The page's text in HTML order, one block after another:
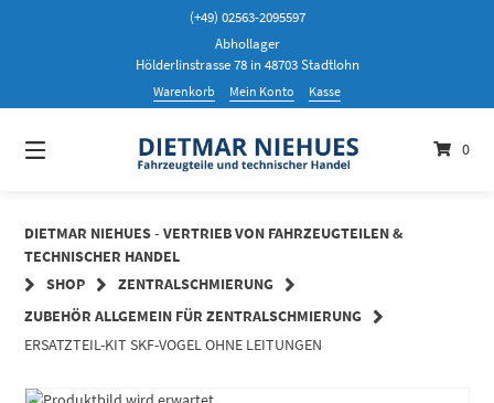
(+49) 02563-2095597
Abhollager
Hölderlinstrasse 78 in 48703 Stadtlohn
Warenkorb Mein Konto Kasse
0
DIETMAR NIEHUES - VERTRIEB VON FAHRZEUGTEILEN &
TECHNISCHER HANDEL
SHOP
ZENTRALSCHMIERUNG
ZUBEHÖR ALLGEMEIN FÜR ZENTRALSCHMIERUNG
ERSATZTEIL-KIT SKF-VOGEL OHNE LEITUNGEN